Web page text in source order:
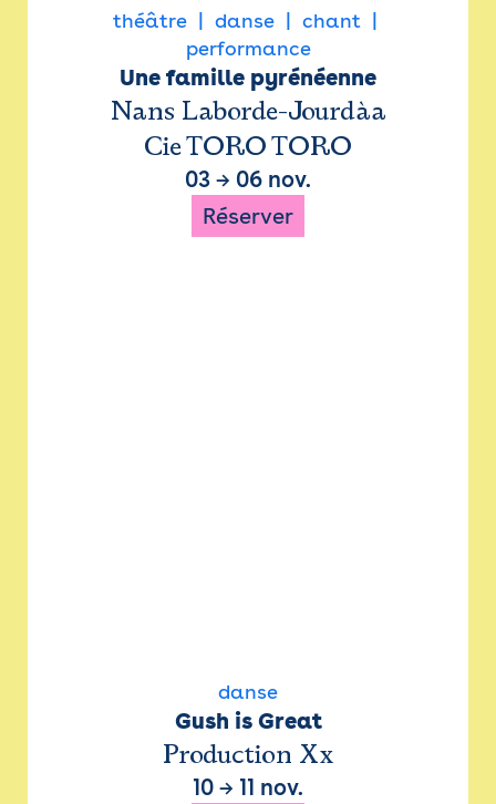
théâtre danse
chant
performance
Une famille pyrénéenne
Nans Laborde-Jourdàa
Cie TORO TORO
03 → 06 nov.
Réserver
danse
Gush is Great
Production Xx
10 → 11 nov.